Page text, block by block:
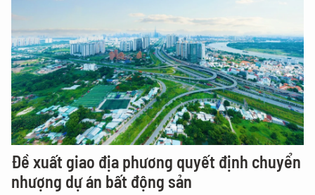
Đề xuất giao địa phương quyết định chuyển
nhượng dự án bất động sản